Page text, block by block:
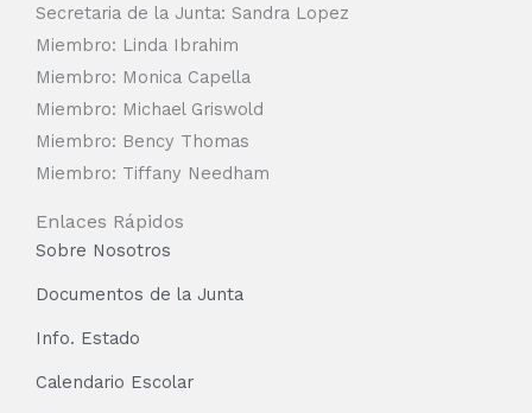
Secretaria de la Junta: Sandra Lopez
Miembro: Linda Ibrahim
Miembro: Monica Capella
Miembro: Michael Griswold
Miembro: Bency Thomas
Miembro: Tiffany Needham
Enlaces Rápidos
Sobre Nosotros
Documentos de la Junta
Info. Estado
Calendario Escolar